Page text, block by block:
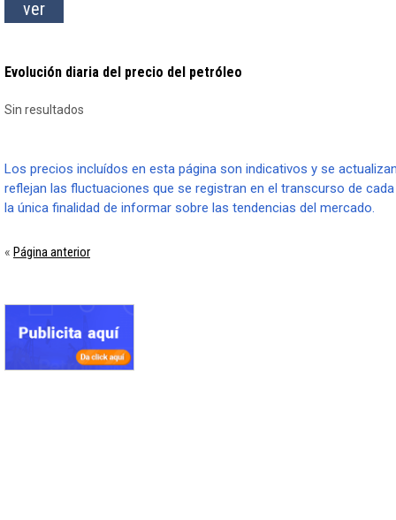
Evolución diaria del precio del petróleo
Sin resultados
Los precios incluídos en esta página son indicativos y se
reflejan las fluctuaciones que se registran en el transcurso de
la única finalidad de informar sobre las tendencias del mercado.
« Página anterior